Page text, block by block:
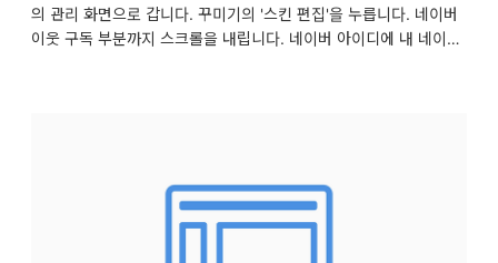
의 관리 화면으로 갑니다. 꾸미기의 '스킨 편집'을 누릅니다. 네이버
이웃 구독 부분까지 스크롤을 내립니다. 네이버 아이디에 내 네이버
위젯을 추가로 설치할 내 블로그 주소 입력 란에 아까 전에 네이버
이웃 구독 기능을 사용하려고 아이디를 입력했던 블로그 주소를 입